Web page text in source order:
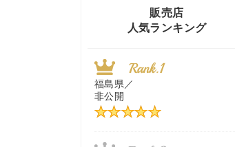
農機リンクス
山梨県／
株式会社 ヨダ兄弟商会
近江商事合同会社：「茨城中古
販売店
人気ランキング
福島県／
非公開